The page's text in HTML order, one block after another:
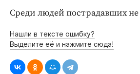
Среди людей пострадавших
Нашли в тексте ошибку?
Выделите её и нажмите сюда!